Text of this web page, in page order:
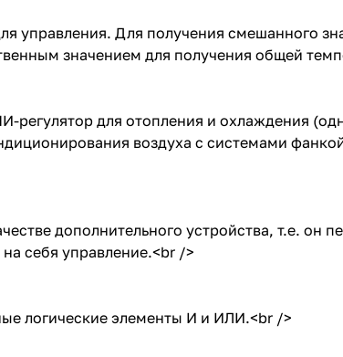
управления. Для получения смешанного
значением для получения общей
для отопления и охлаждения
воздуха с системами
дополнительного устройства, т.е. он
себя управление.<br />
логические элементы И и ИЛИ.<br />